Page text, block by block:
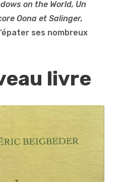
on the World, Un
Oona et Salinger,
ses nombreux
livre